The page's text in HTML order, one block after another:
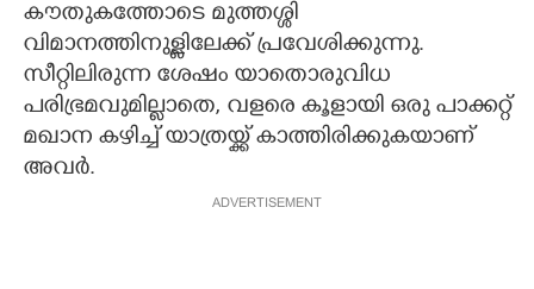
കൗതുകത്തോടെ മുത്തശ്ശി
വിമാനത്തിനുള്ളിലേക്ക് പ്രവേശിക്കുന്നു.
സീറ്റിലിരുന്ന ശേഷം യാതൊരുവിധ
പരിഭ്രമവുമില്ലാതെ, വളരെ കൂളായി ഒരു പാക്കറ്റ്
മഖാന കഴിച്ച് യാത്രയ്ക്ക് കാത്തിരിക്കുകയാണ്
അവർ.
ADVERTISEMENT